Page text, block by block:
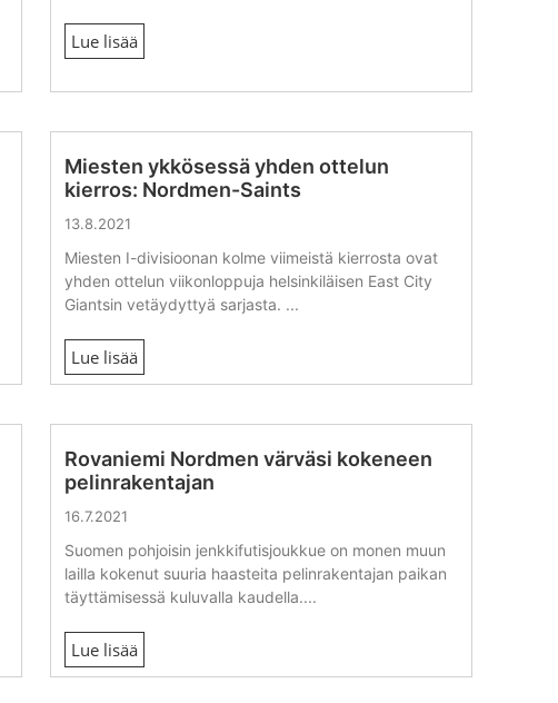
Lue lisää
Miesten ykkösessä yhden ottelun
kierros: Nordmen-Saints
13.8.2021
Miesten I-divisioonan kolme viimeistä kierrosta ovat
yhden ottelun viikonloppuja helsinkiläisen East City
Giantsin vetäydyttyä sarjasta. ...
Lue lisää
Rovaniemi Nordmen värväsi kokeneen
pelinrakentajan
16.7.2021
Suomen pohjoisin jenkkifutisjoukkue on monen muun
lailla kokenut suuria haasteita pelinrakentajan paikan
täyttämisessä kuluvalla kaudella....
Lue lisää